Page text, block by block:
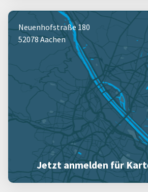
Neuenhofstraße 180
52078 Aachen
Jetzt anmelden für